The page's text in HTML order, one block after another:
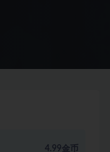
4.99金币